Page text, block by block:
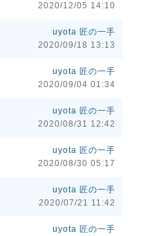
2020/12/05 14:10
uyota 匠の一手
2020/09/18 13:13
uyota 匠の一手
2020/09/04 01:34
uyota 匠の一手
2020/08/31 12:42
uyota 匠の一手
2020/08/30 05:17
uyota 匠の一手
2020/07/21 11:42
uyota 匠の一手